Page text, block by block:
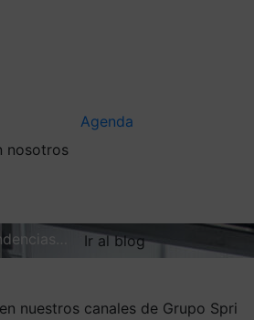
nosotros
Agenda
Ir al blog
nuestros canales de Grupo Spri